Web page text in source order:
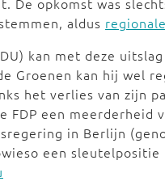
aldus
kan met deze
Groenen kan hij wel
het verlies van zijn
FDP een meerderheid
in Berlijn
een